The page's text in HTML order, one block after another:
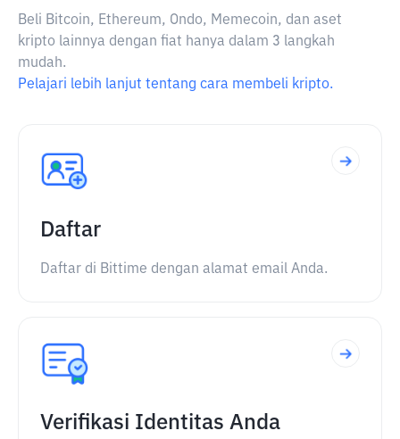
Beli Bitcoin, Ethereum, Ondo, Memecoin, dan aset
kripto lainnya dengan fiat hanya dalam 3 langkah
mudah.
Pelajari lebih lanjut tentang cara membeli kripto.
Daftar
Daftar di Bittime dengan alamat email Anda.
Verifikasi Identitas Anda